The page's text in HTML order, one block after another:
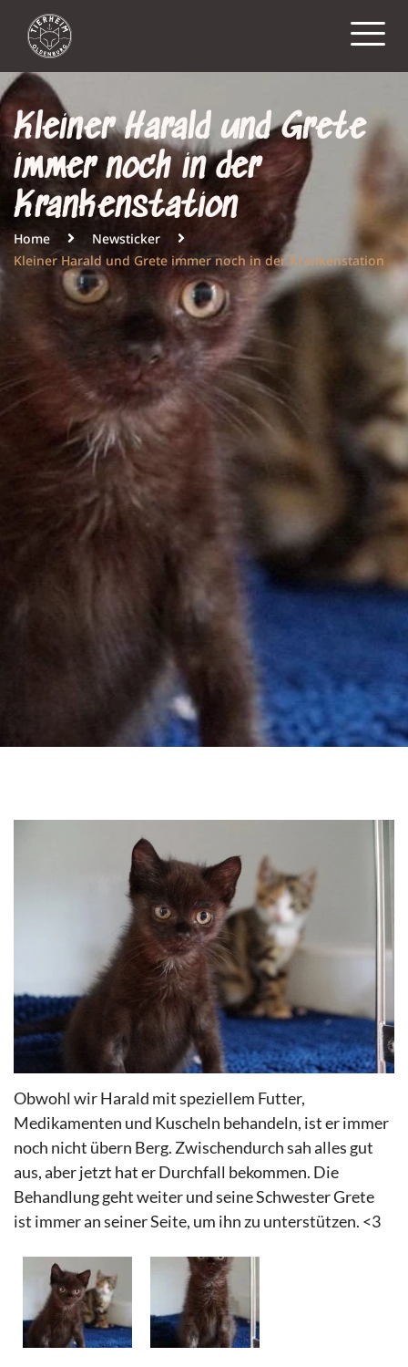
Kleiner Harald und Grete
immer noch in der
Krankenstation
Home
Newsticker
Kleiner Harald und Grete immer noch in der Krankenstation
Obwohl wir Harald mit speziellem Futter,
Medikamenten und Kuscheln behandeln, ist er immer
noch nicht übern Berg. Zwischendurch sah alles gut
aus, aber jetzt hat er Durchfall bekommen. Die
Behandlung geht weiter und seine Schwester Grete
ist immer an seiner Seite, um ihn zu unterstützen. <3